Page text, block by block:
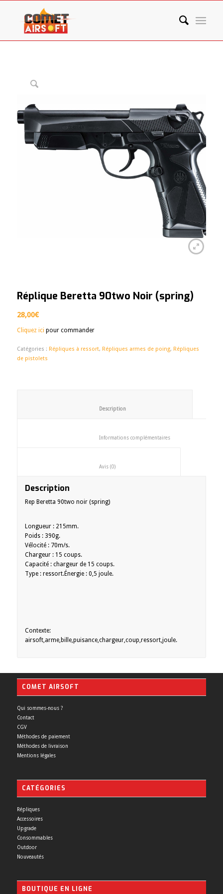
Réplique Beretta 90two Noir (spring)
28,00€
Cliquez ici pour commander
Catégories : Répliques à ressort, Répliques armes de poing, Répliques
de pistolets
						Description
Informations
						Avis (0)
Description
Rep Beretta 90two noir (spring)
Longueur : 215mm.
Poids : 390g.
Vélocité : 70m/s.
Chargeur : 15 coups.
Capacité : chargeur de 15 coups.
Type : ressort.Énergie : 0,5 joule.
Contexte:
airsoft,arme,bille,puisance,chargeur,coup,ressort,joule.
COMET AIRSOFT
Qui sommes-nous ?
Contact
CGV
Méthodes de paiement
Méthodes de livraison
Mentions légales
CATÉGORIES
Répliques
Accessoires
Upgrade
Consommables
Outdoor
Nouveautés
BOUTIQUE EN LIGNE